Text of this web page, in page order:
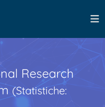
Research
(Statistiche: